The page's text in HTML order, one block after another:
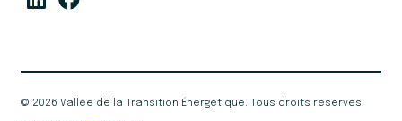
© 2026 Vallée de la Transition Énergétique. Tous droits réservés.